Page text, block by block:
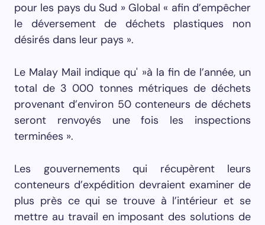
pour les pays du Sud » Global « afin d’empêcher
le déversement de déchets plastiques non
désirés dans leur pays ».
Le Malay Mail indique qu' »à la fin de l’année, un
total de 3 000 tonnes métriques de déchets
provenant d’environ 50 conteneurs de déchets
seront renvoyés une fois les inspections
terminées ».
Les gouvernements qui récupèrent leurs
conteneurs d’expédition devraient examiner de
plus près ce qui se trouve à l’intérieur et se
mettre au travail en imposant des solutions de